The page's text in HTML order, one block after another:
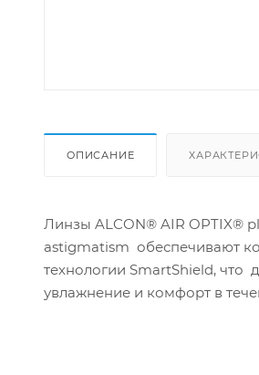
ОПИСАНИЕ
Линзы ALCON® AIR OPTIX®
astigmatism обеспечивают
технологии SmartShield, что
увлажнение и комфорт в